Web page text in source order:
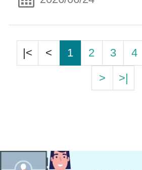
|< < 1 2 3 4
>
>|